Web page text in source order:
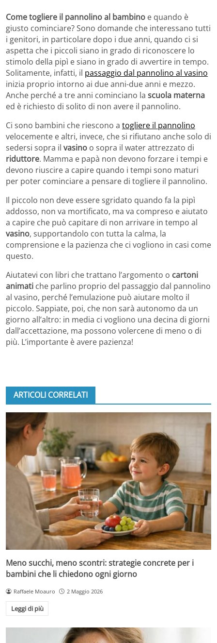
Come togliere il pannolino al bambino e quando è
giusto cominciare? Sono domande che interessano tutti
i genitori, in particolare dopo i due anni, quando ci si
aspetta che i piccoli siano in grado di riconoscere lo
stimolo della pipì e siano in grado di avvertire in tempo.
Solitamente, infatti, il passaggio dal pannolino al vasino
inizia proprio intorno ai due anni-due anni e mezzo.
Anche perché a tre anni cominciano la scuola materna
ed è richiesto di solito di non avere il pannolino.
Ci sono bambini che riescono a togliere il pannolino
velocemente e altri, invece, che si rifiutano anche solo di
sedersi sopra il vasino o sopra il water attrezzato di
riduttore. Mamma e papà non devono forzare i tempi e
devono riuscire a capire quando i tempi sono maturi
per poter cominciare a pensare di togliere il pannolino.
Il piccolo non deve essere sgridato quando fa la pipì
addosso, non va mortificato, ma va compreso e aiutato
a capire che può capitare di non arrivare in tempo al
vasino, supportandolo con tutta la calma, la
comprensione e la pazienza che ci vogliono in casi come
questo.
Aiutatevi con libri che trattano l’argomento o cartoni
animati che parlino proprio del passaggio dal pannolino
al vasino, perché l’emulazione può aiutare molto il
piccolo. Sappiate, poi, che non sarà autonomo da un
giorno all’altro: in media ci vogliono una decina di giorni
dall’accettazione, ma possono volercene di meno o di
più. L’importante è avere pazienza!
ARTICOLI CORRELATI
Meno succhi, meno scontri: strategie concrete per i
bambini che li chiedono ogni giorno
Raffaele Moauro 2 Maggio 2026
Leggi di più